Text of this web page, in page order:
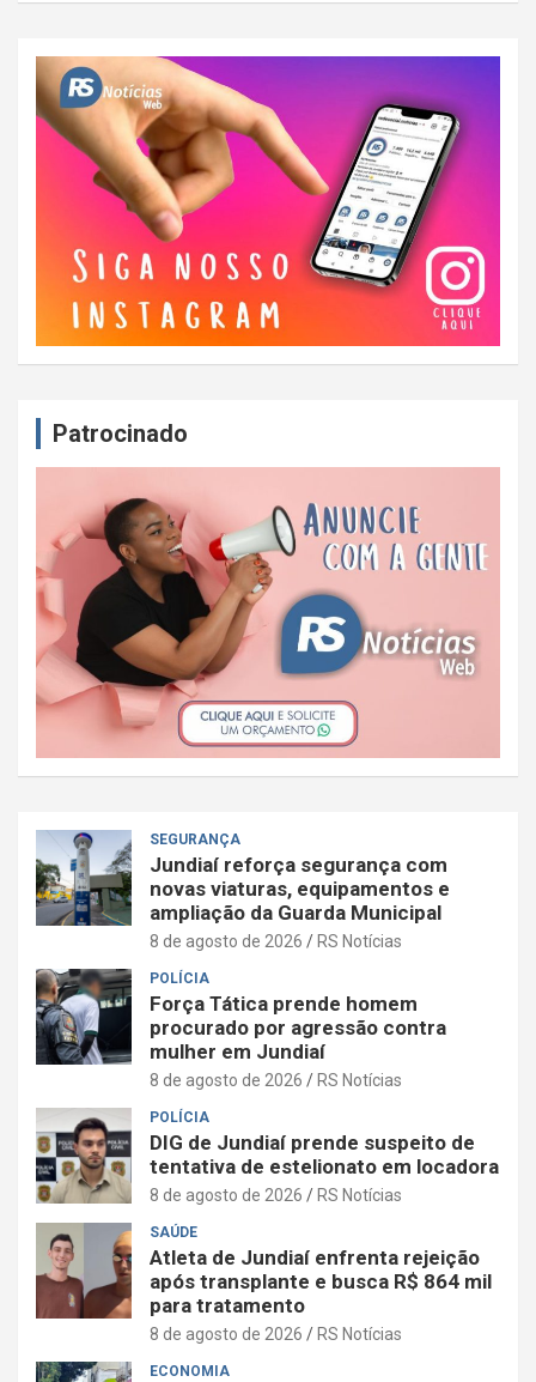
Patrocinado
SEGURANÇA
Jundiaí reforça segurança com
novas viaturas, equipamentos e
ampliação da Guarda Municipal
8 de agosto de 2026 RS Notícias
POLÍCIA
Força Tática prende homem
procurado por agressão contra
mulher em Jundiaí
8 de agosto de 2026 RS Notícias
POLÍCIA
DIG de Jundiaí prende suspeito de
tentativa de estelionato em locadora
8 de agosto de 2026 RS Notícias
SAÚDE
Atleta de Jundiaí enfrenta rejeição
após transplante e busca R$ 864 mil
para tratamento
8 de agosto de 2026 RS Notícias
ECONOMIA